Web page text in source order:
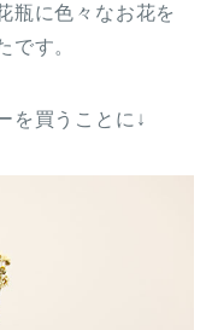
瓶に色々なお花を
です。
を買うことに↓